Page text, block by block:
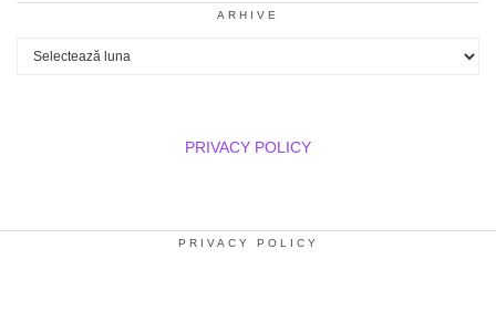
ARHIVE
Arhive
PRIVACY POLICY
PRIVACY POLICY